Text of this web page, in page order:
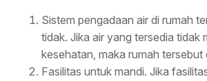
Sistem pengadaan air di rumah
tidak. Jika air yang tersedia tidak
kesehatan, maka rumah tersebut
Fasilitas untuk mandi. Jika